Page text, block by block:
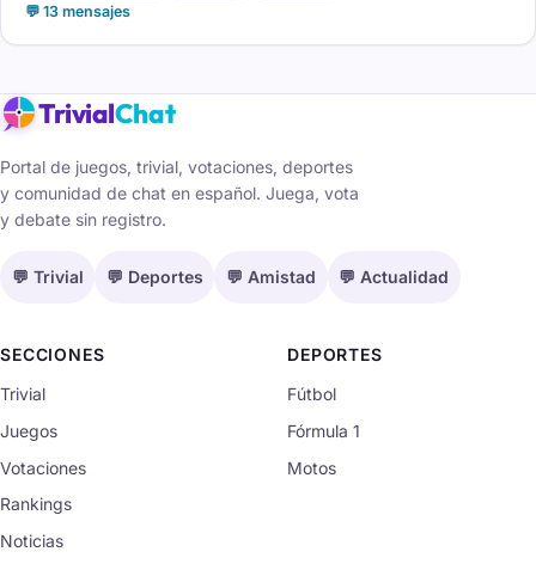
💬 13 mensajes
TrivialChat
Portal de juegos, trivial, votaciones, deportes
y comunidad de chat en español. Juega, vota
y debate sin registro.
💬 Trivial 💬 Deportes 💬 Amistad 💬 Actualidad
SECCIONES
Trivial
Juegos
Votaciones
Rankings
Noticias
DEPORTES
Fútbol
Fórmula 1
Motos